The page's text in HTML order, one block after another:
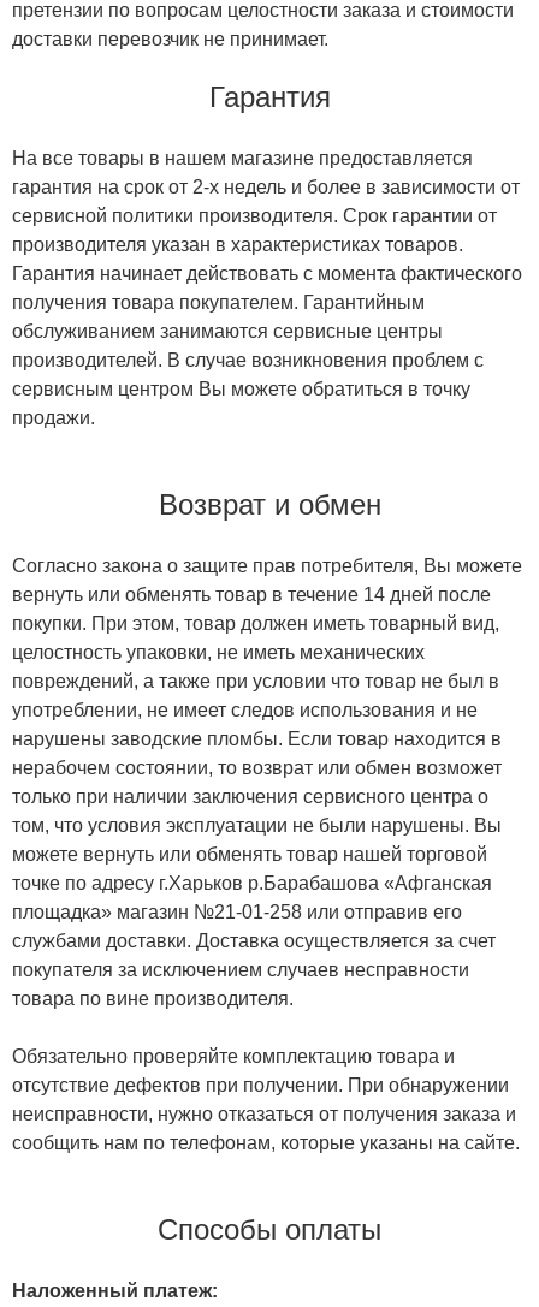
претензии по вопросам целостности заказа и стоимости
доставки перевозчик не принимает.
Гарантия
На все товары в нашем магазине предоставляется
гарантия на срок от 2-х недель и более в зависимости от
сервисной политики производителя. Срок гарантии от
производителя указан в характеристиках товаров.
Гарантия начинает действовать с момента фактического
получения товара покупателем. Гарантийным
обслуживанием занимаются сервисные центры
производителей. В случае возникновения проблем с
сервисным центром Вы можете обратиться в точку
продажи.
Возврат и обмен
Согласно закона о защите прав потребителя, Вы можете
вернуть или обменять товар в течение 14 дней после
покупки. При этом, товар должен иметь товарный вид,
целостность упаковки, не иметь механических
повреждений, а также при условии что товар не был в
употреблении, не имеет следов использования и не
нарушены заводские пломбы. Если товар находится в
нерабочем состоянии, то возврат или обмен возможет
только при наличии заключения сервисного центра о
том, что условия эксплуатации не были нарушены. Вы
можете вернуть или обменять товар нашей торговой
точке по адресу г.Харьков р.Барабашова «Афганская
площадка» магазин №21-01-258 или отправив его
службами доставки. Доставка осуществляется за счет
покупателя за исключением случаев несправности
товара по вине производителя.
Обязательно проверяйте комплектацию товара и
отсутствие дефектов при получении. При обнаружении
неисправности, нужно отказаться от получения заказа и
сообщить нам по телефонам, которые указаны на сайте.
Способы оплаты
Наложенный платеж: